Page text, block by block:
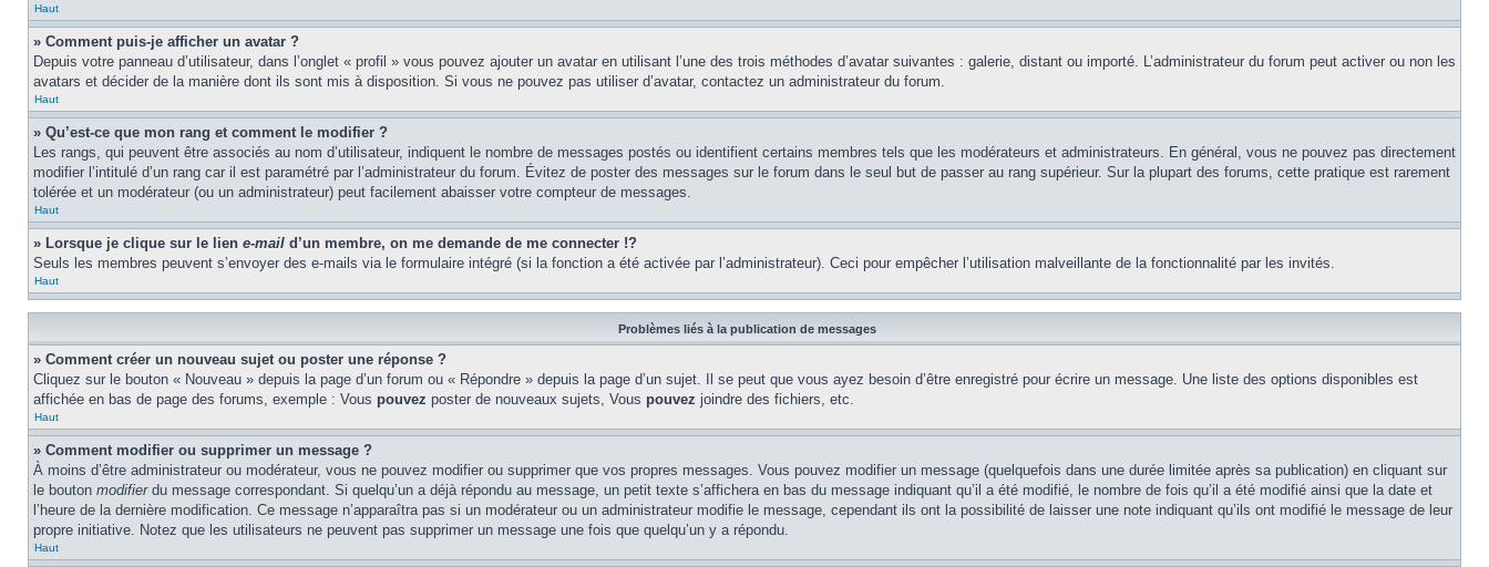
Haut
» Comment puis-je afficher un avatar ?
Depuis votre panneau d’utilisateur, dans l’onglet « profil » vous pouvez ajouter un avatar en utilisant l’une des trois méthodes d’avatar suivantes : galerie, distant ou importé. L’administrateur du forum peut activer ou non les
avatars et décider de la manière dont ils sont mis à disposition. Si vous ne pouvez pas utiliser d’avatar, contactez un administrateur du forum.
Haut
» Qu’est-ce que mon rang et comment le modifier ?
Les rangs, qui peuvent être associés au nom d’utilisateur, indiquent le nombre de messages postés ou identifient certains membres tels que les modérateurs et administrateurs. En général, vous ne pouvez pas directement
modifier l’intitulé d’un rang car il est paramétré par l’administrateur du forum. Évitez de poster des messages sur le forum dans le seul but de passer au rang supérieur. Sur la plupart des forums, cette pratique est rarement
tolérée et un modérateur (ou un administrateur) peut facilement abaisser votre compteur de messages.
Haut
» Lorsque je clique sur le lien e-mail d’un membre, on me demande de me connecter !?
Seuls les membres peuvent s’envoyer des e-mails via le formulaire intégré (si la fonction a été activée par l’administrateur). Ceci pour empêcher l’utilisation malveillante de la fonctionnalité par les invités.
Haut
Problèmes liés à la publication de messages
» Comment créer un nouveau sujet ou poster une réponse ?
Cliquez sur le bouton « Nouveau » depuis la page d’un forum ou « Répondre » depuis la page d’un sujet. Il se peut que vous ayez besoin d’être enregistré pour écrire un message. Une liste des options disponibles est
affichée en bas de page des forums, exemple : Vous pouvez poster de nouveaux sujets, Vous pouvez joindre des fichiers, etc.
Haut
» Comment modifier ou supprimer un message ?
À moins d’être administrateur ou modérateur, vous ne pouvez modifier ou supprimer que vos propres messages. Vous pouvez modifier un message (quelquefois dans une durée limitée après sa publication) en cliquant sur
le bouton modifierdu message correspondant. Si quelqu’un a déjà répondu au message, un petit texte s’affichera en bas du message indiquant qu’il a été modifié, le nombre de fois qu’il a été modifié ainsi que la date et
l’heure de la dernière modification. Ce message n’apparaîtra pas si un modérateur ou un administrateur modifie le message, cependant ils ont la possibilité de laisser une note indiquant qu’ils ont modifié le message de leur
propre initiative. Notez que les utilisateurs ne peuvent pas supprimer un message une fois que quelqu’un y a répondu.
Haut